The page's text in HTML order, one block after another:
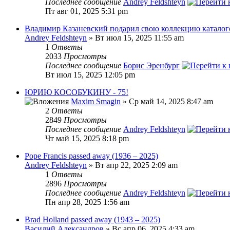
Пт авг 01, 2025 5:31 pm
Владимир Казаневский подарил свою коллекцию
Andrey Feldshteyn » Вт июл 15, 2025 11:55 am
1 Ответы
2033 Просмотры
Последнее сообщение Борис Эренбург
Вт июл 15, 2025 12:05 pm
ЮРИЮ КОСОБУКИНУ - 75!
Maxim Smagin » Ср май 14, 2025 8:47 am
2 Ответы
2849 Просмотры
Последнее сообщение Andrey Feldshteyn
Чт май 15, 2025 8:18 pm
Pope Francis passed away (1936 – 2025)
Andrey Feldshteyn » Вт апр 22, 2025 2:09 am
1 Ответы
2896 Просмотры
Последнее сообщение Andrey Feldshteyn
Пн апр 28, 2025 1:56 am
Brad Holland passed away (1943 – 2025)